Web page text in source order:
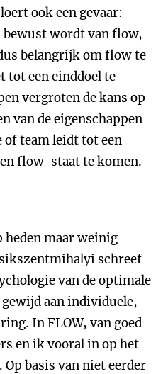
ook een gevaar:
bewust wordt van flow,
belangrijk om flow te
tot een einddoel te
vergroten de kans op
van de eigenschappen
team leidt tot een
flow-staat te komen.
maar weinig
schreef
van de optimale
aan individuele,
In FLOW, van goed
en ik vooral in op het
basis van niet eerder